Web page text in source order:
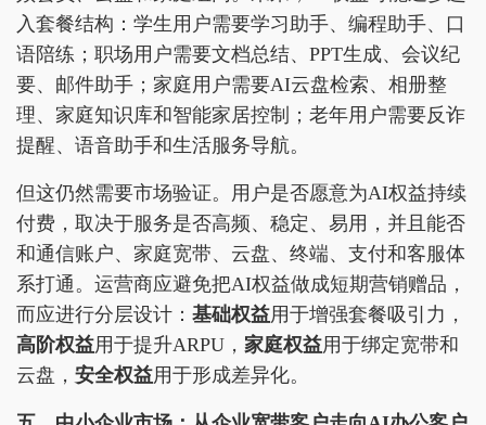
入套餐结构：学生用户需要学习助手、编程助手、口
语陪练；职场用户需要文档总结、PPT生成、会议纪
要、邮件助手；家庭用户需要AI云盘检索、相册整
理、家庭知识库和智能家居控制；老年用户需要反诈
提醒、语音助手和生活服务导航。
但这仍然需要市场验证。用户是否愿意为AI权益持续
付费，取决于服务是否高频、稳定、易用，并且能否
和通信账户、家庭宽带、云盘、终端、支付和客服体
系打通。运营商应避免把AI权益做成短期营销赠品，
而应进行分层设计： 基础权益用于增强套餐吸引力，
高阶权益用于提升ARPU， 家庭权益用于绑定宽带和
云盘， 安全权益用于形成差异化。